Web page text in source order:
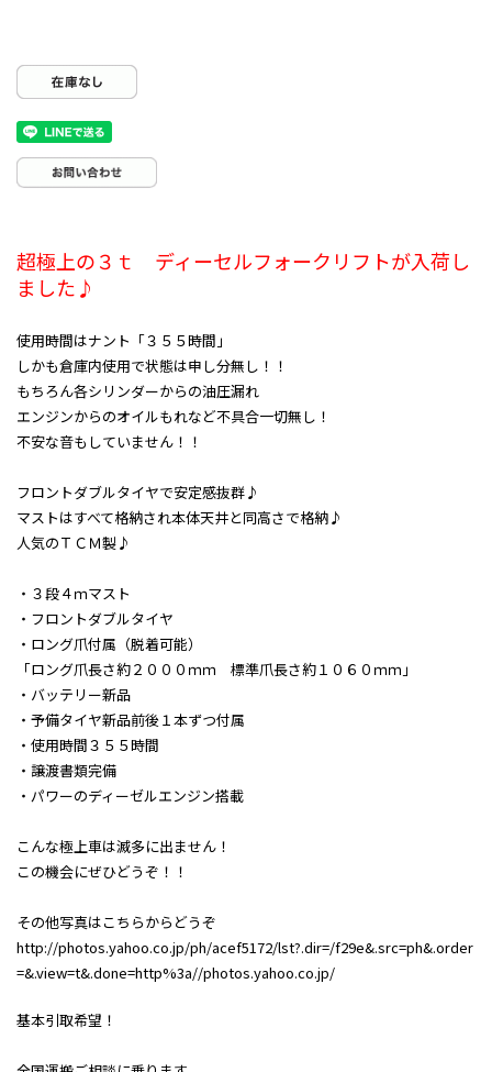
超極上の３ｔ ディーセルフォークリフトが入荷し
ました♪
使用時間はナント「３５５時間」
しかも倉庫内使用で状態は申し分無し！！
もちろん各シリンダーからの油圧漏れ
エンジンからのオイルもれなど不具合一切無し！
不安な音もしていません！！
フロントダブルタイヤで安定感抜群♪
マストはすべて格納され本体天井と同高さで格納♪
人気のＴＣＭ製♪
・３段４ｍマスト
・フロントダブルタイヤ
・ロング爪付属（脱着可能）
「ロング爪長さ約２０００ｍｍ 標準爪長さ約１０６０ｍｍ」
・バッテリー新品
・予備タイヤ新品前後１本ずつ付属
・使用時間３５５時間
・譲渡書類完備
・パワーのディーゼルエンジン搭載
こんな極上車は滅多に出ません！
この機会にぜひどうぞ！！
その他写真はこちらからどうぞ
http://photos.yahoo.co.jp/ph/acef5172/lst?.dir=/f29e&.src=ph&.order
=&.view=t&.done=http%3a//photos.yahoo.co.jp/
基本引取希望！